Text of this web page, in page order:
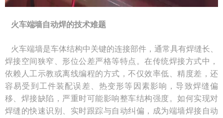
火车端墙自动焊的技术难题
火车端墙是车体结构中关键的连接部件，通常具有焊缝长、
焊接空间狭窄、形位公差严格等特点。在传统焊接方式中，
依赖人工示教或离线编程的方式，不仅效率低、精度差，还
容易受到工件装配误差、热变形等因素影响，导致焊缝偏
移、焊接缺陷，严重时可能影响整车结构强度。如何实现对
焊缝的快速识别、实时跟踪与自动纠偏，成为端墙焊接自动